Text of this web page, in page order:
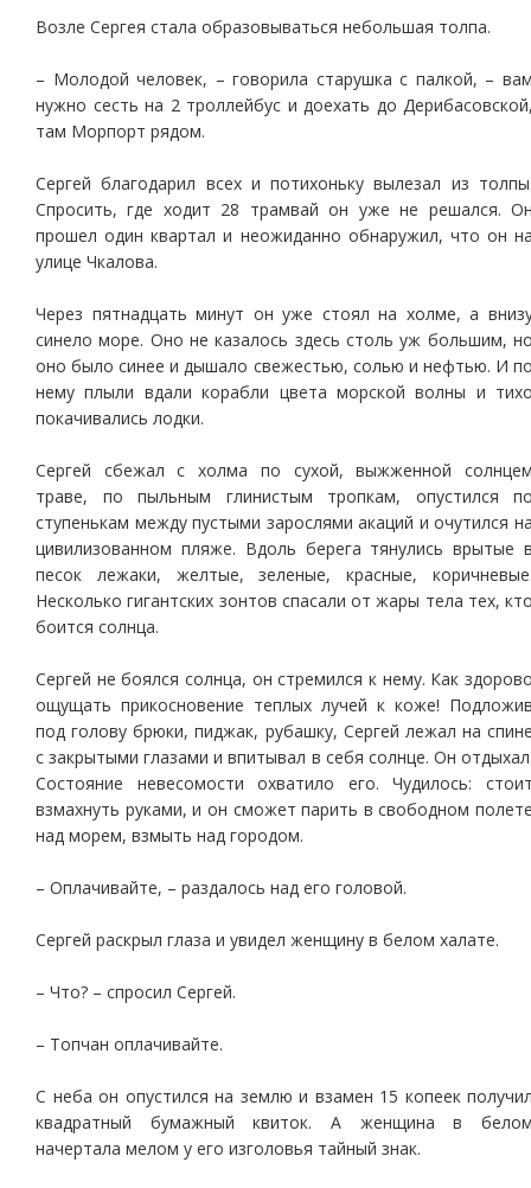
Возле Сергея стала образовываться небольшая толпа.
– Молодой человек, – говорила старушка с палкой, –
нужно сесть на 2 троллейбус и доехать до
там Морпорт рядом.
Сергей благодарил всех и потихоньку вылезал из
Спросить, где ходит 28 трамвай он уже не решался.
прошел один квартал и неожиданно обнаружил, что он
улице Чкалова.
Через пятнадцать минут он уже стоял на холме, а
синело море. Оно не казалось здесь столь уж большим,
оно было синее и дышало свежестью, солью и нефтью. И
нему плыли вдали корабли цвета морской волны и
покачивались лодки.
Сергей сбежал с холма по сухой, выжженной
траве, по пыльным глинистым тропкам, опустился
ступенькам между пустыми зарослями акаций и очутился
цивилизованном пляже. Вдоль берега тянулись врытые
песок лежаки, желтые, зеленые, красные,
Несколько гигантских зонтов спасали от жары тела тех,
боится солнца.
Сергей не боялся солнца, он стремился к нему. Как
ощущать прикосновение теплых лучей к коже!
под голову брюки, пиджак, рубашку, Сергей лежал на
с закрытыми глазами и впитывал в себя солнце. Он
Состояние невесомости охватило его. Чудилось:
взмахнуть руками, и он сможет парить в свободном
над морем, взмыть над городом.
– Оплачивайте, – раздалось над его головой.
Сергей раскрыл глаза и увидел женщину в белом халате.
– Что? – спросил Сергей.
– Топчан оплачивайте.
С неба он опустился на землю и взамен 15 копеек
квадратный бумажный квиток. А женщина в
начертала мелом у его изголовья тайный знак.